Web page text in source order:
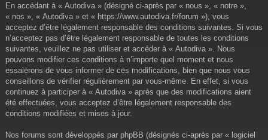
En accédant à « Autodiva » (désigné ci-après par « nous », « notre »,
« nos », « Autodiva » et « https://www.autodiva.fr/forum »), vous
acceptez d’être légalement responsable des conditions suivantes. Si vous
n’acceptez pas d’être légalement responsable de toutes les conditions
suivantes, veuillez ne pas utiliser et accéder à « Autodiva ». Nous
pouvons modifier ces conditions à n’importe quel moment et nous
essaierons de vous informer de ces modifications, bien que nous vous
conseillons de vérifier régulièrement par vous-même. En effet, si vous
continuez à participer à « Autodiva » après que des modifications aient
été effectuées, vous acceptez d’être légalement responsable des
conditions modifiées et mises à jour.
Nos forums sont développés par phpBB (désignés ci-après par « logiciel